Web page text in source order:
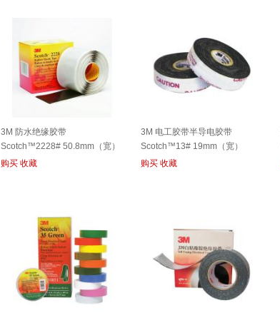
3M 防水绝缘胶带
Scotch™2228# 50.8mm（宽）
购买 收藏
3M 电工胶带半导电胶带
Scotch™13# 19mm（宽）
购买 收藏